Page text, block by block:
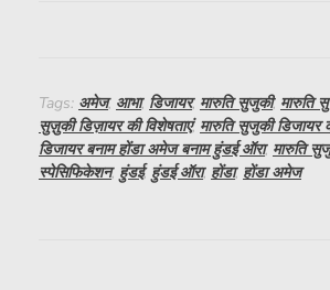
Tags: अमेज, आभा, डिजायर, मारुति सुजुकी, मारुति
सुज़ुकी डिज़ायर की विशेषताएं, मारुति सुजुकी डिजायर
डिजायर बनाम होंडा अमेज बनाम हुंडई ऑरा, मारुति
स्पेसिफिकेशन, हुंडई, हुंडई ऑरा, होंडा, होंडा अमेज